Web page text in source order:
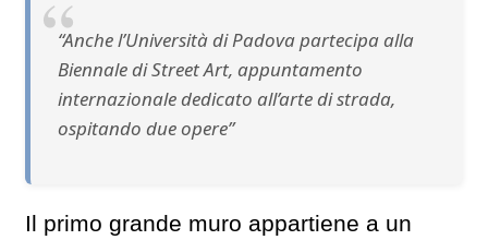
“Anche l’Università di Padova partecipa alla
Biennale di Street Art, appuntamento
internazionale dedicato all’arte di strada,
ospitando due opere”
Il primo grande muro appartiene a un